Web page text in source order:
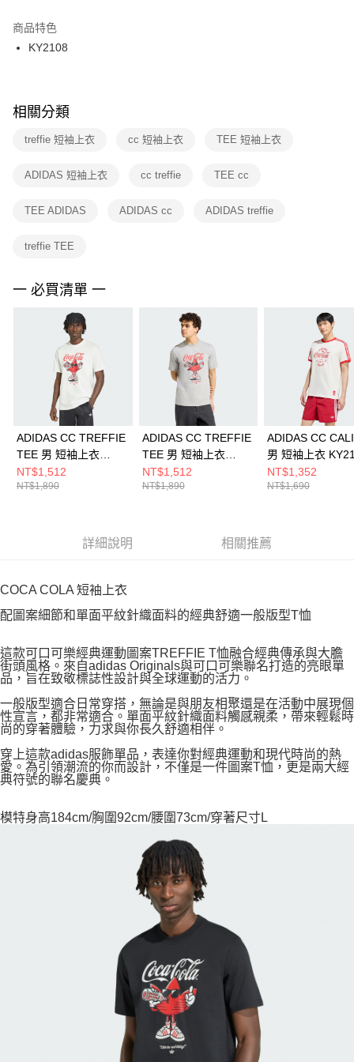
２．訂單成立數日內，您將收到繳費通知簡訊。
３．收到繳費通知簡訊後14天內，點擊此簡訊中的連結，可透過四大超商／
ATM／網路銀行／等多元方式進行付款，方視為交易完成。
※ 交易是否成功請以「AFTEE先享後付 」之結帳頁面顯示為準，若有關於
是否繳費成功／繳費後需取消欲退款等相關疑問，請聯繫「AFTEE先享後付
客戶支援中心」https://netprotections.freshdesk.com/support/home
１．透過由恩沛科技股份有限公司提供之「AFTEE先享後付」服務完成之交
權轉讓予恩沛科技股份有限公司。
３．未成年的使用者請事先徵得法定代理人或監護人之同意方可使用
４．使用「AFTEE先享後付」時，將依據個別帳號之用戶狀況，依本公司即
請求用戶進行身份認證。
５．嚴禁一人註冊多個帳號或使用他人資訊註冊。若發現惡意使用之情形，
恩沛科技股份有限公司將有權停止該用戶之使用額度並採取法律行動。
付款後門市自取
每筆NT$100，滿NT$1,500(含以上)免運費
商品特色
KY2108
相關分類
treffie 短袖上衣 cc 短袖上衣 TEE 短袖上衣
ADIDAS 短袖上衣 cc treffie TEE cc
TEE ADIDAS ADIDAS cc ADIDAS treffie
treffie TEE
一 必買清單 一
ADIDAS CC TREFFIE
TEE 男 短袖上衣
KY2109
NT$1,512
NT$1,890
ADIDAS CC TREFFIE
TEE 男 短袖上衣
KY2107
NT$1,512
NT$1,890
ADIDAS CC
男 短袖上衣
NT$1,352
NT$1,690
詳細說明 相關推薦
COCA COLA 短袖上衣
配圖案細節和單面平紋針織面料的經典舒適一般版型T恤
這款可口可樂經典運動圖案TREFFIE T恤融合經典傳承與大膽
街頭風格。來自adidas Originals與可口可樂聯名打造的亮眼單
品，旨在致敬標誌性設計與全球運動的活力。
一般版型適合日常穿搭，無論是與朋友相聚還是在活動中展現個
性宣言，都非常適合。單面平紋針織面料觸感親柔，帶來輕鬆時
尚的穿著體驗，力求與你長久舒適相伴。
穿上這款adidas服飾單品，表達你對經典運動和現代時尚的熱
愛。為引領潮流的你而設計，不僅是一件圖案T恤，更是兩大經
典符號的聯名慶典。
模特身高184cm/胸圍92cm/腰圍73cm/穿著尺寸L